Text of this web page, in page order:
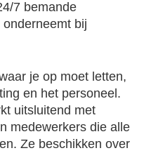
7 bemande
bij
je op moet letten,
en het personeel.
uitsluitend met
medewerkers die alle
Ze beschikken over